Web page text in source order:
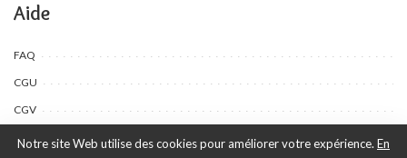
Aide
FAQ
CGU
CGV
Notre site Web utilise des cookies pour améliorer votre expérience. En